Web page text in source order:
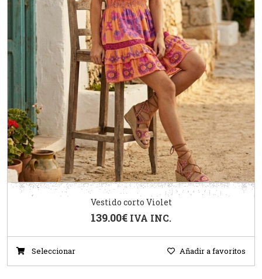
Vestido corto Violet
139.00€ IVA INC.
Seleccionar Añadir a favoritos